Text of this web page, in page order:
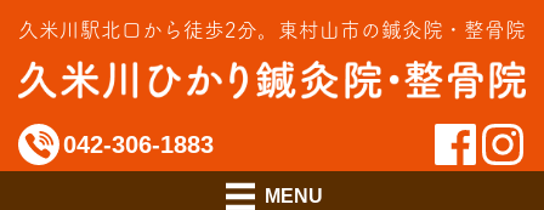
久米川駅北口から徒歩2分。 東村山市の鍼灸院・整骨院
042-306-1883
料金のご案内
アクセス